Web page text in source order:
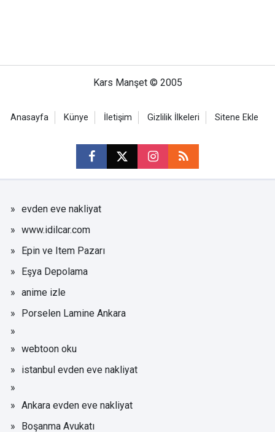
Kars Manşet © 2005
Anasayfa Künye İletişim Gizlilik İlkeleri Sitene Ekle
evden eve nakliyat
www.idilcar.com
Epin ve Item Pazarı
Eşya Depolama
anime izle
Porselen Lamine Ankara
webtoon oku
istanbul evden eve nakliyat
Ankara evden eve nakliyat
Boşanma Avukatı